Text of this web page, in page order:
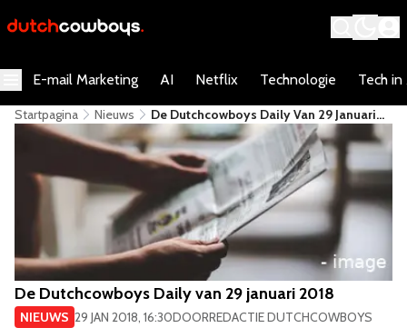
E-mail Marketing AI Netflix Technologie Tech in
Startpagina Nieuws
De Dutchcowboys Daily Van 29 Januari
2018
De Dutchcowboys Daily van 29 januari 2018
NIEUWS 29 JAN 2018, 16:30DOORREDACTIE DUTCHCOWBOYS